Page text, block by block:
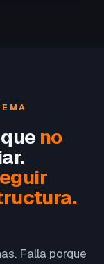
no
Falla porque